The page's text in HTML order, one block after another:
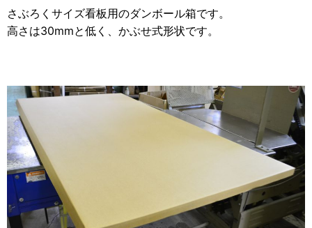
さぶろくサイズ看板用のダンボール箱です。
高さは30mmと低く、かぶせ式形状です。
車・モビリティ用
産業・電化製品用
アニメ関連
2009年